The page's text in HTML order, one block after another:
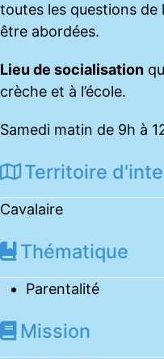
toutes les questions
être abordées.
Lieu de socialisation
crèche et à l’école.
Samedi matin de 9h à
Territoire
Cavalaire
Thématique
Parentalité
Mission